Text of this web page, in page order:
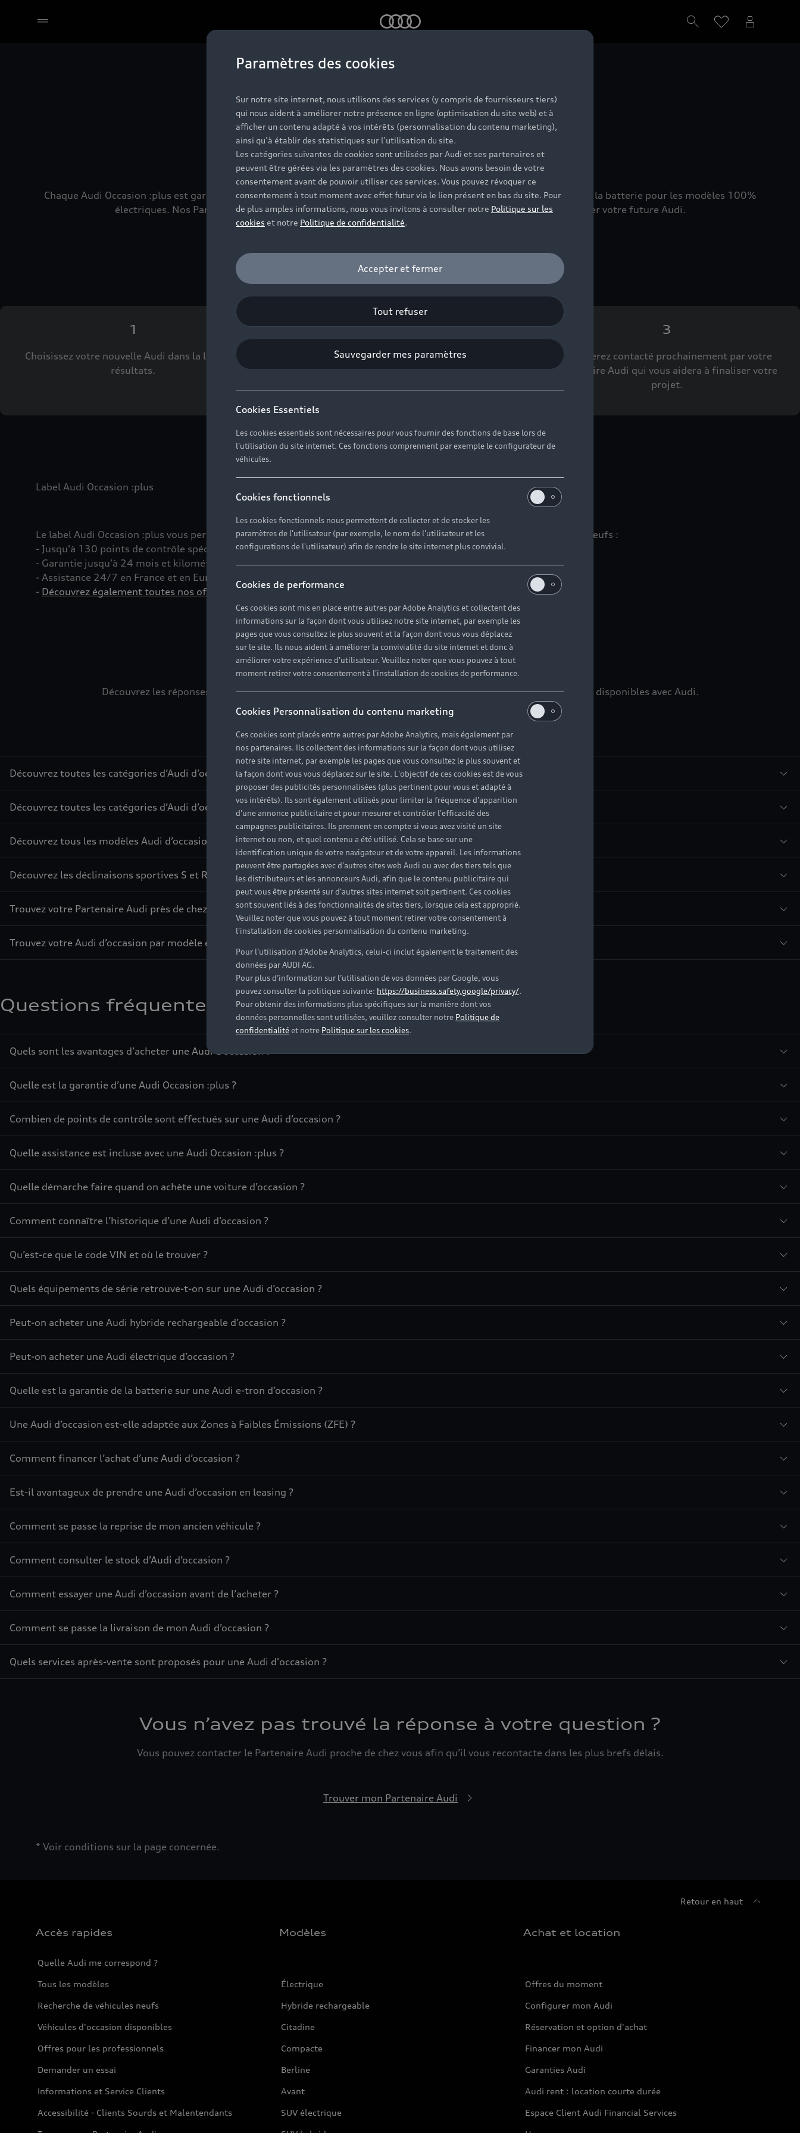
Nos Audi d'occasion
labellisées
Chaque Audi Occasion :plus est garantie 24 mois et vérifiée sur jusqu'à 130 points de contrôle, dont l'état de santé de la batterie pour les modèles 100%
électriques. Nos Partenaires sont disponibles et vous accompagnent pour votre projet d'achat et trouver votre future Audi.
1
Choisissez votre nouvelle Audi dans la liste des
résultats.
2
Cliquez sur « Contacter votre Partenaire ».
3
Vous serez contacté prochainement par votre
Partenaire Audi qui vous aidera à finaliser votre
projet.
Label Audi Occasion :plus
Le label Audi Occasion :plus vous permet d’acquérir un véhicule d’occasion avec les mêmes avantages que les véhicules neufs :
- Jusqu'à 130 points de contrôle spécifiques à chaque motorisation
- Garantie jusqu’à 24 mois et kilométrage illimité
- Assistance 24/7 en France et en Europe
- Découvrez également toutes nos offres d’entretien, à partir de 19€/mois
Les réponses à vos questions
Découvrez les réponses à vos diverses questions autour de l'achat de véhicules d’occasion immédiatement disponibles avec Audi.
Découvrez toutes les catégories d’Audi d’occasion
Découvrez toutes les catégories d’Audi d’occasion
Découvrez tous les modèles Audi d’occasion
Découvrez les déclinaisons sportives S et RS d’occasion
Trouvez votre Partenaire Audi près de chez vous
Trouvez votre Audi d’occasion par modèle et par ville
Questions fréquentes sur les Audi d’occasion
Quels sont les avantages d’acheter une Audi d’occasion ?
Quelle est la garantie d’une Audi Occasion :plus ?
Combien de points de contrôle sont effectués sur une Audi d’occasion ?
Quelle assistance est incluse avec une Audi Occasion :plus ?
Quelle démarche faire quand on achète une voiture d’occasion ?
Comment connaître l’historique d’une Audi d’occasion ?
Qu’est-ce que le code VIN et où le trouver ?
Quels équipements de série retrouve-t-on sur une Audi d’occasion ?
Peut-on acheter une Audi hybride rechargeable d’occasion ?
Peut-on acheter une Audi électrique d’occasion ?
Quelle est la garantie de la batterie sur une Audi e-tron d’occasion ?
Une Audi d’occasion est-elle adaptée aux Zones à Faibles Émissions (ZFE) ?
Comment financer l’achat d’une Audi d’occasion ?
Est-il avantageux de prendre une Audi d’occasion en leasing ?
Comment se passe la reprise de mon ancien véhicule ?
Comment consulter le stock d’Audi d’occasion ?
Comment essayer une Audi d’occasion avant de l’acheter ?
Comment se passe la livraison de mon Audi d’occasion ?
Quels services après-vente sont proposés pour une Audi d'occasion ?
Vous n’avez pas trouvé la réponse à votre question ?
Vous pouvez contacter le Partenaire Audi proche de chez vous afin qu’il vous recontacte dans les plus brefs délais.
Trouver mon Partenaire Audi
* Voir conditions sur la page concernée.
Retour en haut
Accès rapides
Quelle Audi me correspond ?
Tous les modèles
Recherche de véhicules neufs
Véhicules d'occasion disponibles
Offres pour les professionnels
Demander un essai
Informations et Service Clients
Accessibilité - Clients Sourds et Malentendants
Modèles
Électrique
Hybride rechargeable
Citadine
Compacte
Berline
Avant
SUV électrique
Achat et location
Offres du moment
Configurer mon Audi
Réservation et option d'achat
Financer mon Audi
Garanties Audi
Audi rent : location courte durée
Espace Client Audi Financial Services
Paramètres des cookies
Sur notre site internet, nous utilisons des services (y compris de fournisseurs tiers)
qui nous aident à améliorer notre présence en ligne (optimisation du site web) et à
afficher un contenu adapté à vos intérêts (personnalisation du contenu marketing),
ainsi qu’à établir des statistiques sur l’utilisation du site.
Les catégories suivantes de cookies sont utilisées par Audi et ses partenaires et
peuvent être gérées via les paramètres des cookies. Nous avons besoin de votre
consentement avant de pouvoir utiliser ces services. Vous pouvez révoquer ce
consentement à tout moment avec effet futur via le lien présent en bas du site. Pour
de plus amples informations, nous vous invitons à consulter notre Politique sur les
cookies et notre Politique de confidentialité.
Accepter et fermer
Tout refuser
Sauvegarder mes paramètres
Cookies Essentiels
Les cookies essentiels sont nécessaires pour vous fournir des fonctions de base lors de
l'utilisation du site internet. Ces fonctions comprennent par exemple le configurateur de
véhicules.
Cookies fonctionnels
Les cookies fonctionnels nous permettent de collecter et de stocker les
paramètres de l'utilisateur (par exemple, le nom de l'utilisateur et les
configurations de l'utilisateur) afin de rendre le site internet plus convivial.
Cookies de performance
Ces cookies sont mis en place entre autres par Adobe Analytics et collectent des
informations sur la façon dont vous utilisez notre site internet, par exemple les
pages que vous consultez le plus souvent et la façon dont vous vous déplacez
sur le site. Ils nous aident à améliorer la convivialité du site internet et donc à
améliorer votre expérience d'utilisateur. Veuillez noter que vous pouvez à tout
moment retirer votre consentement à l'installation de cookies de performance.
Cookies Personnalisation du contenu marketing
Ces cookies sont placés entre autres par Adobe Analytics, mais également par
nos partenaires. Ils collectent des informations sur la façon dont vous utilisez
notre site internet, par exemple les pages que vous consultez le plus souvent et
la façon dont vous vous déplacez sur le site. L'objectif de ces cookies est de vous
proposer des publicités personnalisées (plus pertinent pour vous et adapté à
vos intérêts). Ils sont également utilisés pour limiter la fréquence d'apparition
d'une annonce publicitaire et pour mesurer et contrôler l'efficacité des
campagnes publicitaires. Ils prennent en compte si vous avez visité un site
internet ou non, et quel contenu a été utilisé. Cela se base sur une
identification unique de votre navigateur et de votre appareil. Les informations
peuvent être partagées avec d'autres sites web Audi ou avec des tiers tels que
les distributeurs et les annonceurs Audi, afin que le contenu publicitaire qui
peut vous être présenté sur d'autres sites internet soit pertinent. Ces cookies
sont souvent liés à des fonctionnalités de sites tiers, lorsque cela est approprié.
Veuillez noter que vous pouvez à tout moment retirer votre consentement à
l'installation de cookies personnalisation du contenu marketing.
Pour l’utilisation d’Adobe Analytics, celui-ci inclut également le traitement des
données par AUDI AG.
Pour plus d’information sur l’utilisation de vos données par Google, vous
pouvez consulter la politique suivante: https://business.safety.google/privacy/.
Pour obtenir des informations plus spécifiques sur la manière dont vos
données personnelles sont utilisées, veuillez consulter notre Politique de
confidentialitéet notre Politique sur les cookies.